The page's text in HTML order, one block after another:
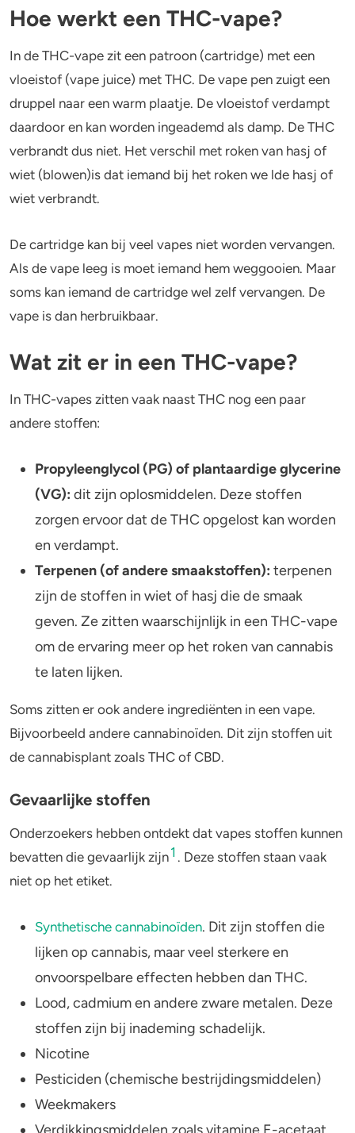
Hoe werkt een THC-vape?
In de THC-vape zit een patroon (cartridge) met een
vloeistof (vape juice) met THC. De vape pen zuigt een
druppel naar een warm plaatje. De vloeistof verdampt
daardoor en kan worden ingeademd als damp. De THC
verbrandt dus niet. Het verschil met roken van hasj of
wiet (blowen)is dat iemand bij het roken we lde hasj of
wiet verbrandt.
De cartridge kan bij veel vapes niet worden vervangen.
Als de vape leeg is moet iemand hem weggooien. Maar
soms kan iemand de cartridge wel zelf vervangen. De
vape is dan herbruikbaar.
Wat zit er in een THC-vape?
In THC-vapes zitten vaak naast THC nog een paar
andere stoffen:
Propyleenglycol (PG) of plantaardige glycerine
(VG): dit zijn oplosmiddelen. Deze stoffen
zorgen ervoor dat de THC opgelost kan worden
en verdampt.
Terpenen (of andere smaakstoffen): terpenen
zijn de stoffen in wiet of hasj die de smaak
geven. Ze zitten waarschijnlijk in een THC-vape
om de ervaring meer op het roken van cannabis
te laten lijken.
Soms zitten er ook andere ingrediënten in een vape.
Bijvoorbeeld andere cannabinoïden. Dit zijn stoffen uit
de cannabisplant zoals THC of CBD.
Gevaarlijke stoffen
Onderzoekers hebben ontdekt dat vapes stoffen kunnen
bevatten die gevaarlijk zijn1 . Deze stoffen staan vaak
niet op het etiket.
Synthetische cannabinoïden. Dit zijn stoffen die
lijken op cannabis, maar veel sterkere en
onvoorspelbare effecten hebben dan THC.
Lood, cadmium en andere zware metalen. Deze
stoffen zijn bij inademing schadelijk.
Nicotine
Pesticiden (chemische bestrijdingsmiddelen)
Weekmakers